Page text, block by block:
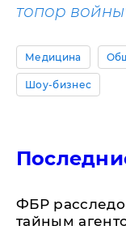
топор
Медицина
Шоу-бизнес
ФБР
тайным